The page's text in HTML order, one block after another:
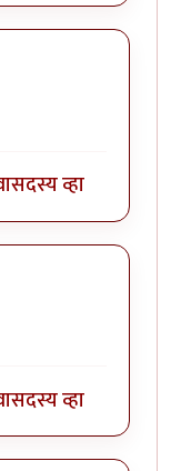
सदस्य व्हा
सदस्य व्हा